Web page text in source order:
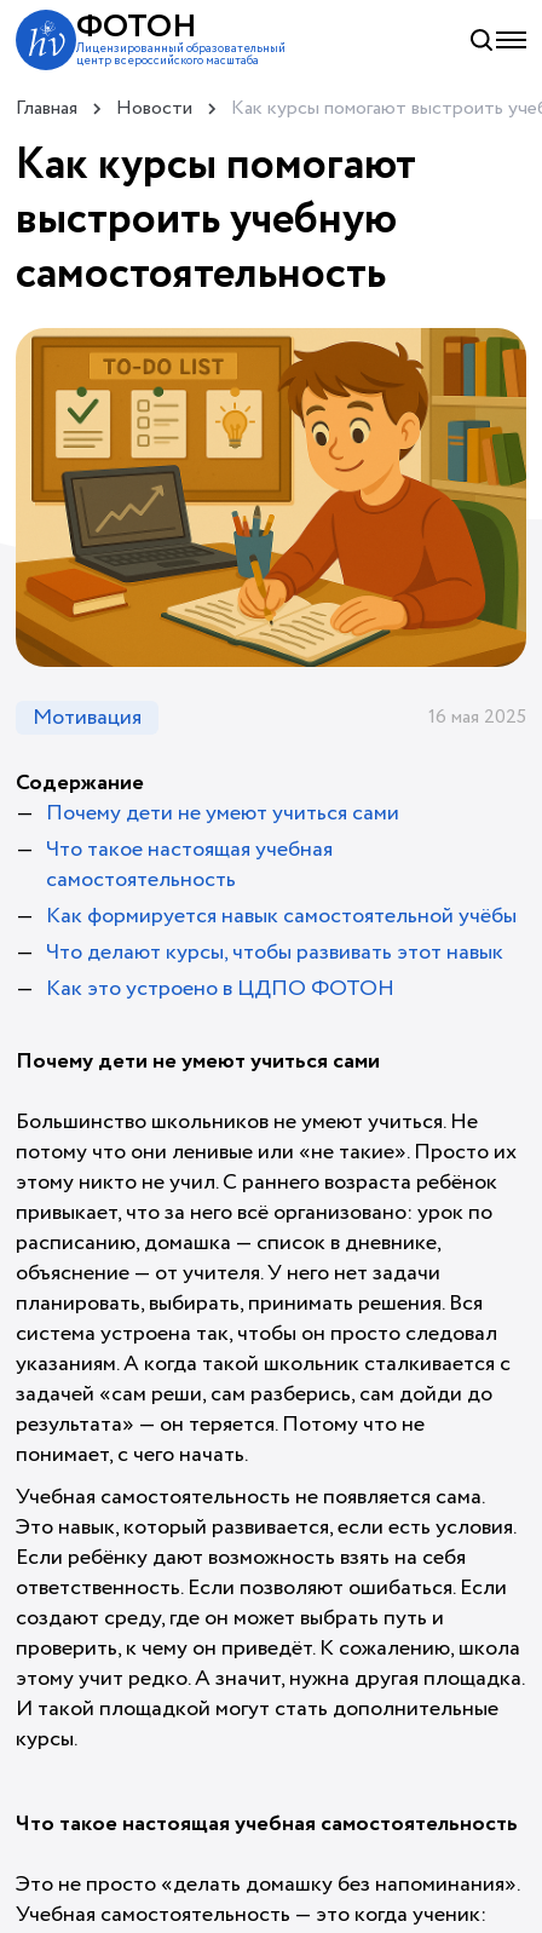
ФОТОН
Лицензированный образовательный
центр всероссийского масштаба
Главная Новости Как курсы помогают выстроить
Как курсы помогают
выстроить учебную
самостоятельность
Мотивация 16 мая 2025
Содержание
Почему дети не умеют учиться сами
Что такое настоящая учебная
самостоятельность
Как формируется навык самостоятельной учёбы
Что делают курсы, чтобы развивать этот навык
Как это устроено в ЦДПО ФОТОН
Почему дети не умеют учиться сами
Большинство школьников не умеют учиться. Не
потому что они ленивые или «не такие». Просто их
этому никто не учил. С раннего возраста ребёнок
привыкает, что за него всё организовано: урок по
расписанию, домашка — список в дневнике,
объяснение — от учителя. У него нет задачи
планировать, выбирать, принимать решения. Вся
система устроена так, чтобы он просто следовал
указаниям. А когда такой школьник сталкивается с
задачей «сам реши, сам разберись, сам дойди до
результата» — он теряется. Потому что не
понимает, с чего начать.
Учебная самостоятельность не появляется сама.
Это навык, который развивается, если есть условия.
Если ребёнку дают возможность взять на себя
ответственность. Если позволяют ошибаться. Если
создают среду, где он может выбрать путь и
проверить, к чему он приведёт. К сожалению, школа
этому учит редко. А значит, нужна другая площадка.
И такой площадкой могут стать дополнительные
курсы.
Что такое настоящая учебная самостоятельность
Это не просто «делать домашку без напоминания».
Учебная самостоятельность — это когда ученик: